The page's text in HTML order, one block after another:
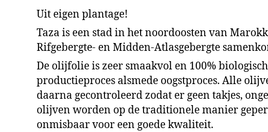
Uit eigen plantage!
Taza is een stad in het noordoosten van
Rifgebergte- en Midden-Atlasgebergte
De olijfolie is zeer smaakvol en 100%
productieproces alsmede oogstproces. Alle
daarna gecontroleerd zodat er geen takjes,
olijven worden op de traditionele manier
onmisbaar voor een goede kwaliteit.